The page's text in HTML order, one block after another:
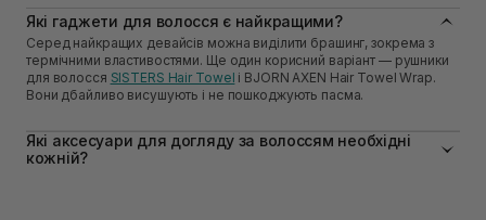
густі. Є безліч атрибутів, які їм ідеально підійдуть. Існує
багато типів аксесуарів для волосся, і вибір відповідного
залежить від зачіски, яку планують створити:
заколки;
головні пов'язки;
гумки;
Які гаджети для волосся є найкращими?
Серед найкращих девайсів можна виділити брашинг, зокрема з
термічними властивостями. Ще один корисний варіант — рушники
для волосся SISTERS Hair Towel і BJORN AXEN Hair Towel Wrap.
Вони дбайливо висушують і не пошкоджують пасма.
Які аксесуари для догляду за волоссям необхідні
кожній?